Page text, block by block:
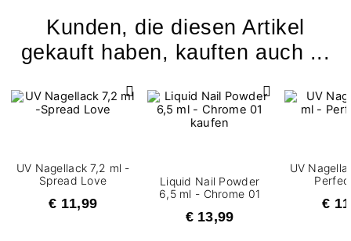
Kunden, die diesen Artikel
gekauft haben, kauften auch ...
UV Nagellack 7,2 ml -
Spread Love
€ 11,99
Liquid Nail Powder
6,5 ml - Chrome 01
€ 13,99
UV
€